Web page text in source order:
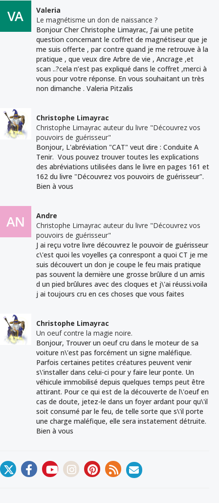
Valeria
Le magnétisme un don de naissance ?
Bonjour Cher Christophe Limayrac, J’ai une petite
question concernant le coffret de magnétiseur que je
me suis offerte , par contre quand je me retrouve à la
pratique , que veux dire Arbre de vie , Ancrage ,et
scan ..?cela n’est pas expliqué dans le coffret ,merci à
vous pour votre réponse. En vous souhaitant un très
non dimanche . Valeria Pitzalis
Christophe Limayrac
Christophe Limayrac auteur du livre "Découvrez vos
pouvoirs de guérisseur"
Bonjour, L'abréviation "CAT" veut dire : Conduite A
Tenir. Vous pouvez trouver toutes les explications
des abréviations utilisées dans le livre en pages 161 et
162 du livre "Découvrez vos pouvoirs de guérisseur".
Bien à vous
Andre
Christophe Limayrac auteur du livre "Découvrez vos
pouvoirs de guérisseur"
J ai reçu votre livre découvrez le pouvoir de guérisseur
c\'est quoi les voyelles ça conrespont a quoi CT je me
suis découvert un don je coupe le feu mais pratique
pas souvent la dernière une grosse brûlure d un amis
d un pied brûlures avec des cloques et j\'ai réussi.voila
j ai toujours cru en ces choses que vous faites
Christophe Limayrac
Un oeuf contre la magie noire.
Bonjour, Trouver un oeuf cru dans le moteur de sa
voiture n\'est pas forcément un signe maléfique.
Parfois certaines petites créatures peuvent venir
s\'installer dans celui-ci pour y faire leur ponte. Un
véhicule immobilisé depuis quelques temps peut être
attirant. Pour ce qui est de la découverte de l\'oeuf en
cas de doute, jetez-le dans un foyer ardant pour qu\'il
soit consumé par le feu, de telle sorte que s\'il porte
une charge maléfique, elle sera instatement détruite.
Bien à vous